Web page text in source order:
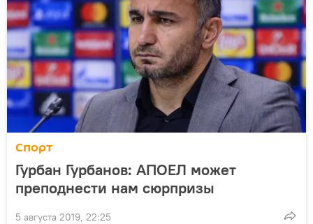
Спорт
Гурбан Гурбанов: АПОЕЛ может
преподнести нам сюрпризы
5 августа 2019, 22:25